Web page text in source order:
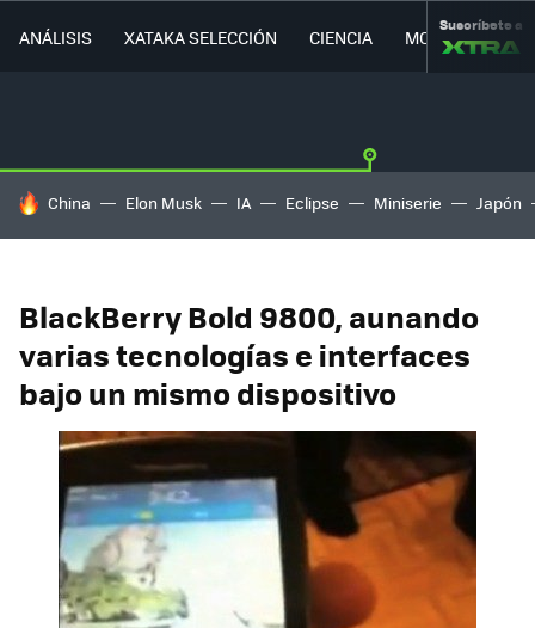
ANÁLISIS XATAKA SELECCIÓN CIENCIA MOVILIDAD
Suscríbete a
HOY SE HABLA DE
China Elon Musk IA Eclipse Miniserie Japón
BlackBerry Bold 9800, aunando
varias tecnologías e interfaces
bajo un mismo dispositivo